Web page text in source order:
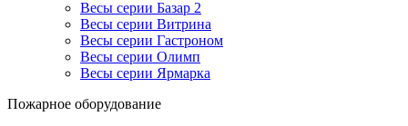
Весы серии Базар 2
Весы серии Витрина
Весы серии Гастроном
Весы серии Олимп
Весы серии Ярмарка
Пожарное оборудование